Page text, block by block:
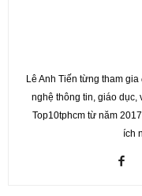
Lê Anh Tiến từng tham
nghệ thông tin, giáo dục,
Top10tphcm từ năm
ích